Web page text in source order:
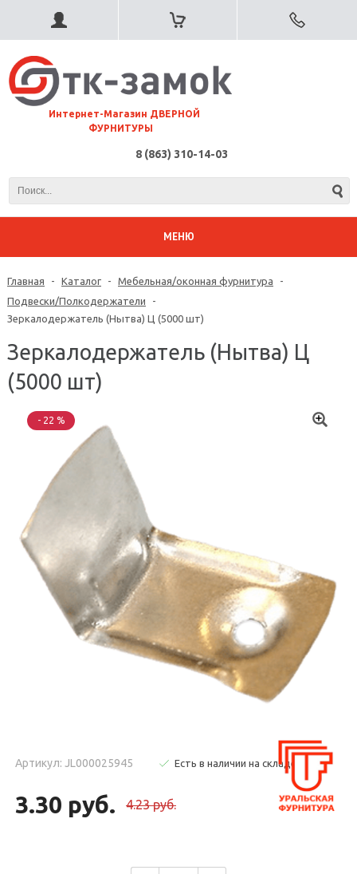
⠀Интернет-Магазин ДВЕРНОЙ
ФУРНИТУРЫ
8 (863) 310-14-03
МЕНЮ
Главная - Каталог - Мебельная/оконная фурнитура
-
Подвески/Полкодержатели
-
Зеркалодержатель (Нытва) Ц (5000 шт)
Зеркалодержатель (Нытва) Ц
(5000 шт)
- 22 %
Артикул: JL000025945 Есть в наличии на складе
3.30 руб. 4.23 руб.